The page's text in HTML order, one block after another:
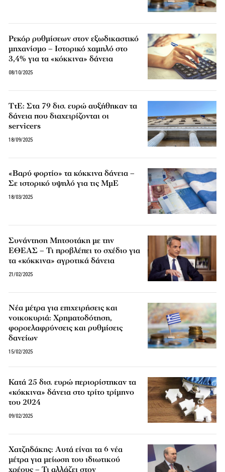
Ρεκόρ ρυθμίσεων στον εξωδικαστικό
μηχανίσμο – Ιστορικό χαμηλό στο
3,4% για τα «κόκκινα» δάνεια
08/10/2025
ΤτΕ: Στα 79 δισ. ευρώ αυξήθηκαν τα
δάνεια που διαχειρίζονται οι
servicers
18/09/2025
«Βαρύ φορτίο» τα κόκκινα δάνεια –
Σε ιστορικό υψηλό για τις ΜμΕ
18/03/2025
Συνάντηση Μητσοτάκη με την
ΕΘΕΑΣ – Τι προβλέπει το σχέδιο για
τα «κόκκινα» αγροτικά δάνεια
21/02/2025
Νέα μέτρα για επιχειρήσεις και
νοικοκυριά: Χρηματοδότηση,
φοροελαφρύνσεις και ρυθμίσεις
δανείων
15/02/2025
Κατά 25 δισ. ευρώ περιορίστηκαν τα
«κόκκινα» δάνεια στο τρίτο τρίμηνο
του 2024
09/02/2025
Χατζηδάκης: Αυτά είναι τα 6 νέα
μέτρα για μείωση του ιδιωτικού
χρέους – Τι αλλάζει στον